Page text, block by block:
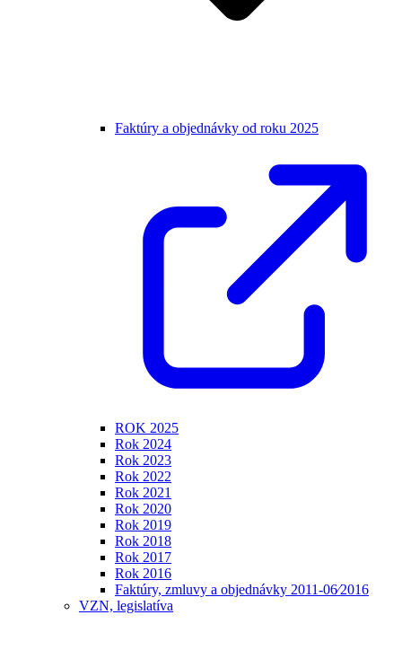
Faktúry a objednávky od roku 2025
ROK 2025
Rok 2024
Rok 2023
Rok 2022
Rok 2021
Rok 2020
Rok 2019
Rok 2018
Rok 2017
Rok 2016
Faktúry, zmluvy a objednávky 2011-06⁄2016
VZN, legislatíva